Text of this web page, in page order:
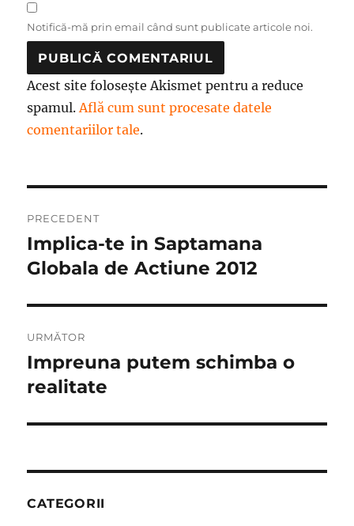
Notifică-mă prin email când sunt publicate articole noi.
Acest site folosește Akismet pentru a reduce
spamul.Află cum sunt procesate datele
comentariilor tale.
în
articole
PRECEDENT
Articolul
anterior:
Implica-te in Saptamana
Globala de Actiune 2012
URMĂTOR
Articolul
următor:
Impreuna putem schimba o
realitate
CATEGORII